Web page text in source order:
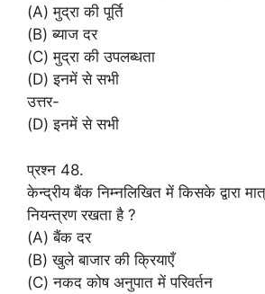
(A) मुद्रा की पूर्ति
(B) ब्याज दर
(C) मुद्रा की उपलब्धता
(D) इनमें से सभी
उत्तर-
(D) इनमें से सभी
प्रश्न 48.
केन्द्रीय बैंक निम्नलिखित में किसके द्वारा
नियन्त्रण रखता है ?
(A) बैंक दर
(B) खुले बाजार की क्रियाएँ
(C) नकद कोष अनुपात में परिवर्तन